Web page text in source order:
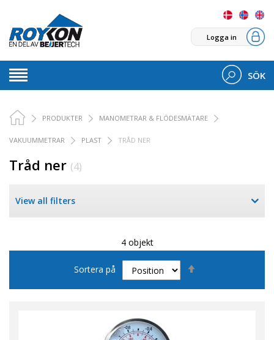
Logga in
SÖK
PRODUKTER MANOMETRAR & FLÖDESMÄTARE
VAKUUMMETRAR PLAST TRÅD NER
Tråd ner (4)
View all filters
4 objekt
Sortera på